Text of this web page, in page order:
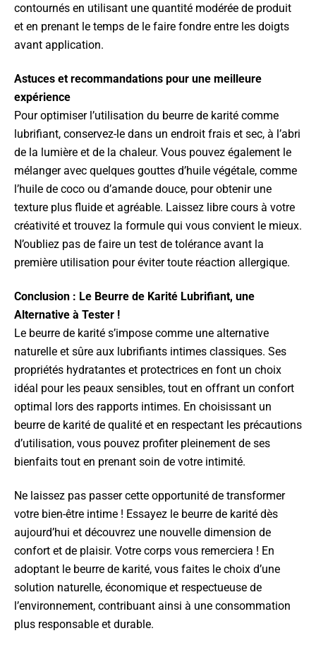
contournés en utilisant une quantité modérée de produit
et en prenant le temps de le faire fondre entre les doigts
avant application.
Astuces et recommandations pour une meilleure
expérience
Pour optimiser l’utilisation du beurre de karité comme
lubrifiant, conservez-le dans un endroit frais et sec, à l’abri
de la lumière et de la chaleur. Vous pouvez également le
mélanger avec quelques gouttes d’huile végétale, comme
l’huile de coco ou d’amande douce, pour obtenir une
texture plus fluide et agréable. Laissez libre cours à votre
créativité et trouvez la formule qui vous convient le mieux.
N’oubliez pas de faire un test de tolérance avant la
première utilisation pour éviter toute réaction allergique.
Conclusion : Le Beurre de Karité Lubrifiant, une
Alternative à Tester !
Le beurre de karité s’impose comme une alternative
naturelle et sûre aux lubrifiants intimes classiques. Ses
propriétés hydratantes et protectrices en font un choix
idéal pour les peaux sensibles, tout en offrant un confort
optimal lors des rapports intimes. En choisissant un
beurre de karité de qualité et en respectant les précautions
d’utilisation, vous pouvez profiter pleinement de ses
bienfaits tout en prenant soin de votre intimité.
Ne laissez pas passer cette opportunité de transformer
votre bien-être intime ! Essayez le beurre de karité dès
aujourd’hui et découvrez une nouvelle dimension de
confort et de plaisir. Votre corps vous remerciera ! En
adoptant le beurre de karité, vous faites le choix d’une
solution naturelle, économique et respectueuse de
l’environnement, contribuant ainsi à une consommation
plus responsable et durable.